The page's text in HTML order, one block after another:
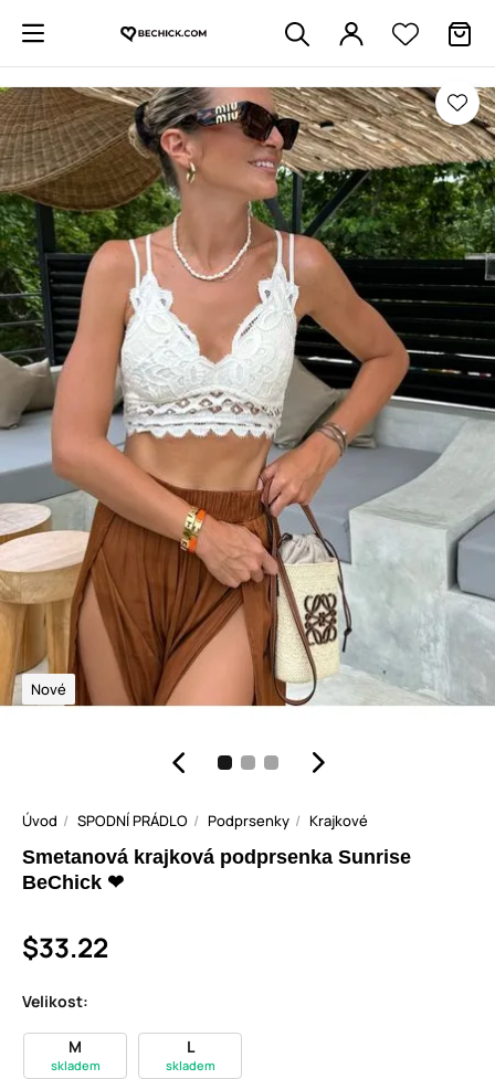
Nové
Úvod SPODNÍ PRÁDLO Podprsenky Krajkové
Smetanová krajková podprsenka Sunrise
BeChick ❤
$33.22
Velikost:
M
skladem
L
skladem